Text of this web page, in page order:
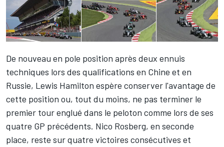
De nouveau en pole position après deux ennuis
techniques lors des qualifications en Chine et en
Russie, Lewis Hamilton espère conserver l'avantage de
cette position ou, tout du moins, ne pas terminer le
premier tour englué dans le peloton comme lors de ses
quatre GP précédents. Nico Rosberg, en seconde
place, reste sur quatre victoires consécutives et